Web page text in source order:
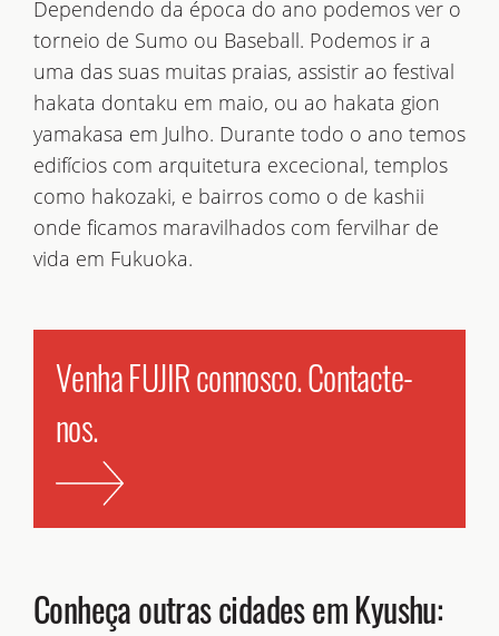
Dependendo da época do ano podemos ver o
torneio de Sumo ou Baseball. Podemos ir a
uma das suas muitas praias, assistir ao festival
hakata dontaku em maio, ou ao hakata gion
yamakasa em Julho. Durante todo o ano temos
edifícios com arquitetura excecional, templos
como hakozaki, e bairros como o de kashii
onde ficamos maravilhados com fervilhar de
vida em Fukuoka.
Venha FUJIR connosco. Contacte-
nos.
Conheça outras cidades em Kyushu: